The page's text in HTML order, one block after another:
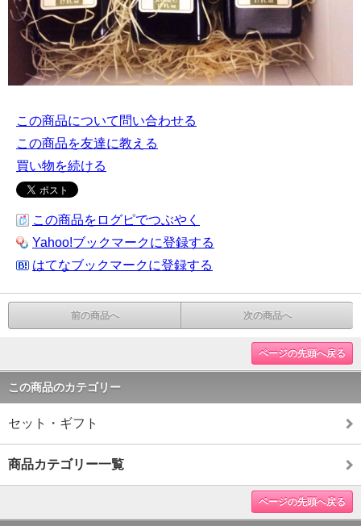
この商品について問い合わせる
この商品を友達に教える
買い物を続ける
この商品をログピでつぶやく
Yahoo!ブックマークに登録する
はてなブックマークに登録する
前の商品へ 次の商品へ
ページの先頭へ戻る
この商品のカテゴリー
セット・ギフト
商品カテゴリー一覧
ページの先頭へ戻る